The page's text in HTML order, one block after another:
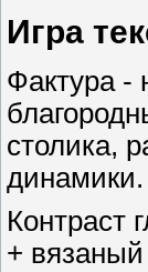
Игра
Фактура -
столика,
динамики.
Контраст
+